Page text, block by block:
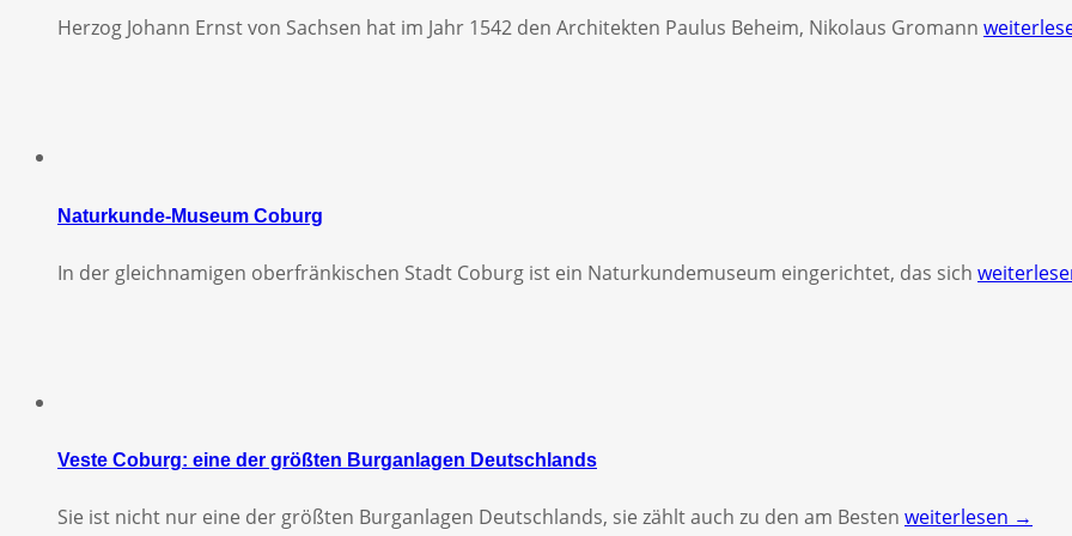
Herzog Johann Ernst von Sachsen hat im Jahr 1542 den Architekten Paulus Beheim, Nikolaus Gromann
Naturkunde-Museum Coburg
In der gleichnamigen oberfränkischen Stadt Coburg ist ein Naturkundemuseum eingerichtet, das sich
Veste Coburg: eine der größten Burganlagen Deutschlands
Sie ist nicht nur eine der größten Burganlagen Deutschlands, sie zählt auch zu den am Besten weiterlesen →